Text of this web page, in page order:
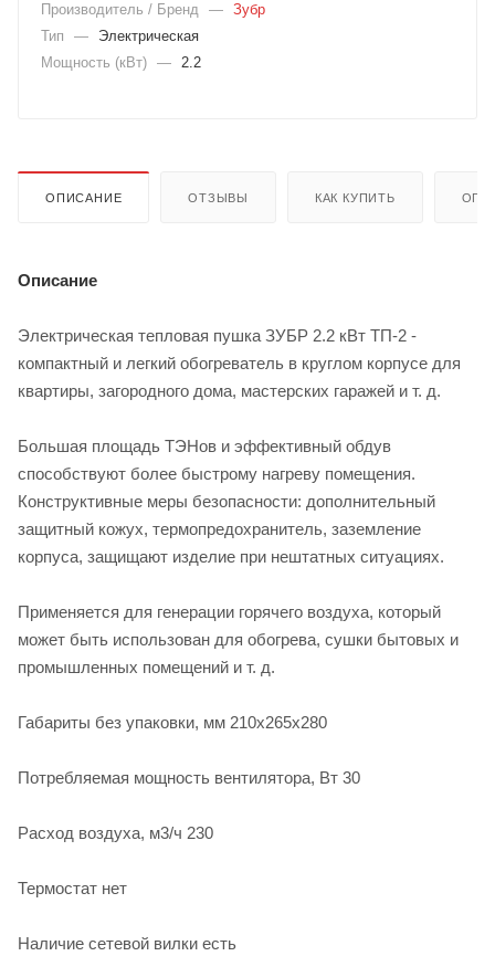
Производитель / Бренд — Зубр
Тип
—
Электрическая
Мощность (кВт) — 2.2
ОПИСАНИЕ ОТЗЫВЫ КАК КУПИТЬ
Описание
Электрическая тепловая пушка ЗУБР 2.2 кВт ТП-2 -
компактный и легкий обогреватель в круглом корпусе для
квартиры, загородного дома, мастерских гаражей и т. д.
Большая площадь ТЭНов и эффективный обдув
способствуют более быстрому нагреву помещения.
Конструктивные меры безопасности: дополнительный
защитный кожух, термопредохранитель, заземление
корпуса, защищают изделие при нештатных ситуациях.
Применяется для генерации горячего воздуха, который
может быть использован для обогрева, сушки бытовых и
промышленных помещений и т. д.
Габариты без упаковки, мм 210х265х280
Потребляемая мощность вентилятора, Вт 30
Расход воздуха, м3/ч 230
Термостат нет
Наличие сетевой вилки есть